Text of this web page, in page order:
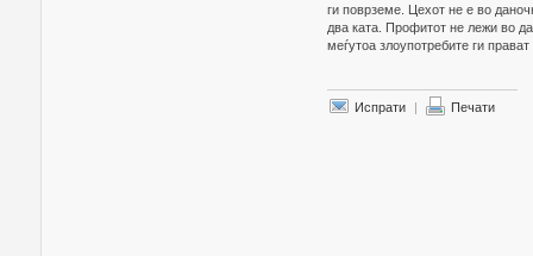
ги поврземе. Цехот не е во
два ката. Профитот не лежи во
меѓутоа злоупотребите ги
Испрати | Печати